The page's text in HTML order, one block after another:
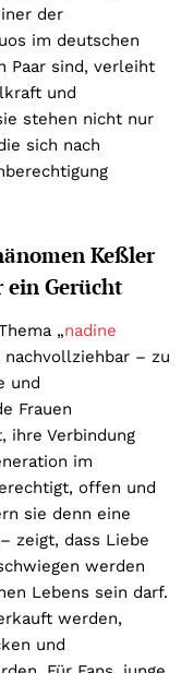
der
im deutschen
Paar sind, verleiht
und
stehen nicht nur
sich nach
Keßler
ein Gerücht
„nadine
– zu
und
Frauen
ihre Verbindung
im
offen und
sie denn eine
zeigt, dass Liebe
werden
Lebens sein darf.
werden,
und